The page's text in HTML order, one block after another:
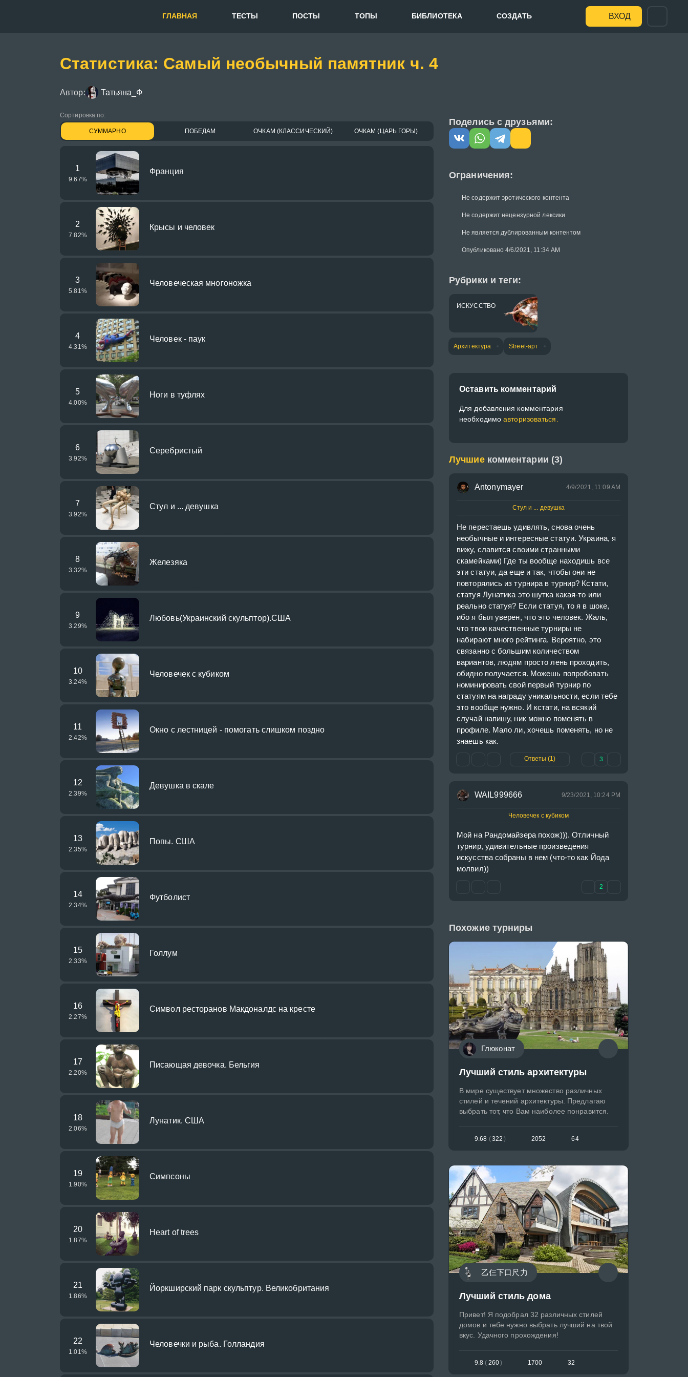
ГЛАВНАЯ ТЕСТЫ ПОСТЫ ТОПЫ БИБЛИОТЕКА СОЗДАТЬ ВХОД
Статистика: Самый необычный памятник ч. 4
Автор: Татьяна_Ф
Сортировка по:
СУММАРНО ПОБЕДАМ ОЧКАМ (КЛАССИЧЕСКИЙ) ОЧКАМ (ЦАРЬ ГОРЫ)
1
9.67%
Франция
2
7.82%
Крысы и человек
3
5.81 %
Человеческая многоножка
4
4.31 %
Человек - паук
5
4.00%
Ноги в туфлях
6
3.92%
Серебристый
7
3.92%
Стул и ... девушка
8
3.32%
Железяка
9
3.29%
Любовь(Украинский скульптор).США
10
3.24%
Человечек с кубиком
11
2.42%
Окно с лестницей - помогать слишком поздно
12
2.39%
Девушка в скале
13
2.35%
Попы. США
14
2.34%
Футболист
15
2.33%
Голлум
16
2.27%
Символ ресторанов Макдоналдс на кресте
17
2.20%
Писающая девочка. Бельгия
18
2.06%
Лунатик. США
19
1.90%
Симпсоны
20
1.87%
Heart of trees
21
1.86%
Йоркширский парк скульптур. Великобритания
22
1.01 %
Человечки и рыба. Голландия
Поделись с друзьями:
Ограничения:
Не содержит эротического контента
Не содержит нецензурной лексики
Не является дублированным контентом
Опубликовано 4/6/2021, 11:34 AM
Рубрики и теги:
ИСКУССТВО
Архитектура Street-арт
Оставить комментарий
Для добавления комментария
необходимоавторизоваться.
Лучшие комментарии (3)
Antonymayer 4/9/2021, 11:09 AM
Стул и ... девушка
Не перестаешь удивлять, снова очень
необычные и интересные статуи. Украина, я
вижу, славится своими странными
скамейками) Где ты вообще находишь все
эти статуи, да еще и так, чтобы они не
повторялись из турнира в турнир? Кстати,
статуя Лунатика это шутка какая-то или
реально статуя? Если статуя, то я в шоке,
ибо я был уверен, что это человек. Жаль,
что твои качественные турниры не
набирают много рейтинга. Вероятно, это
связанно с большим количеством
вариантов, людям просто лень проходить,
обидно получается. Можешь попробовать
номинировать свой первый турнир по
статуям на награду уникальности, если тебе
это вообще нужно. И кстати, на всякий
случай напишу, ник можно поменять в
профиле. Мало ли, хочешь поменять, но не
знаешь как.
Ответы (1) 3
WAIL999666 9/23/2021, 10:24 PM
Человечек с кубиком
Мой на Рандомайзера похож))). Отличный
турнир, удивительные произведения
искусства собраны в нем (что-то как Йода
молвил))
2
Похожие турниры
Глюконат
Лучший стиль архитектуры
В мире существует множество различных
стилей и течений архитектуры. Предлагаю
выбрать тот, что Вам наиболее понравится.
9.68 (322 ) 2052 64
乙仨下口尺力
Лучший стиль дома
Привет! Я подобрал 32 различных стилей
домов и тебе нужно выбрать лучший на твой
вкус. Удачного прохождения!
9.8 ( 260) 1700 32